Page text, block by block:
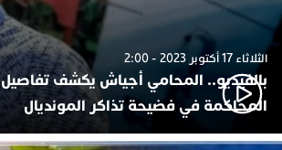
الثلاثاء 17 أكتوبر 2023 - 2:00
بالفيديو.. المحامي أجياش يكشف تفاصيل
المحاكمة في فضيحة تذاكر المونديال